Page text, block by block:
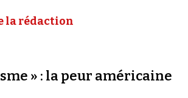
la rédaction
» : la peur américaine